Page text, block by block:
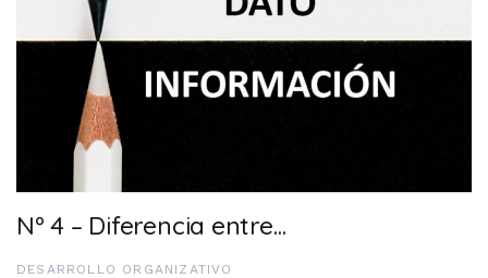
Nº 4 – Diferencia entre…
DESARROLLO ORGANIZATIVO